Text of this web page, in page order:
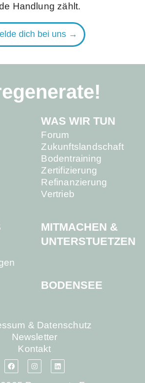
Handlung zählt.
dich bei uns →
WAS WIR TUN
Forum
Zukunftslandschaft
Bodentraining
Zertifizierung
Refinanzierung
Vertrieb
MITMACHEN &
UNTERSTUETZEN
BODENSEE
& Datenschutz
Newsletter
Kontakt
F
a
c
I
n
s
L
i
n